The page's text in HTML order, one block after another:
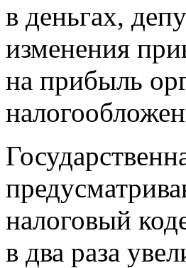
в деньгах,
изменения
на прибыль
налоговый
в два раза